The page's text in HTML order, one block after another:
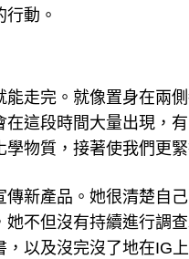
動。
走完。就像置身在兩
這段時間大量出現，
物質，接著使我們更
新產品。她很清楚自
不但沒有持續進行調
以及沒完沒了地在IG